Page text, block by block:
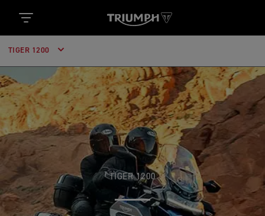
TIGER 1200
TIGER 1200